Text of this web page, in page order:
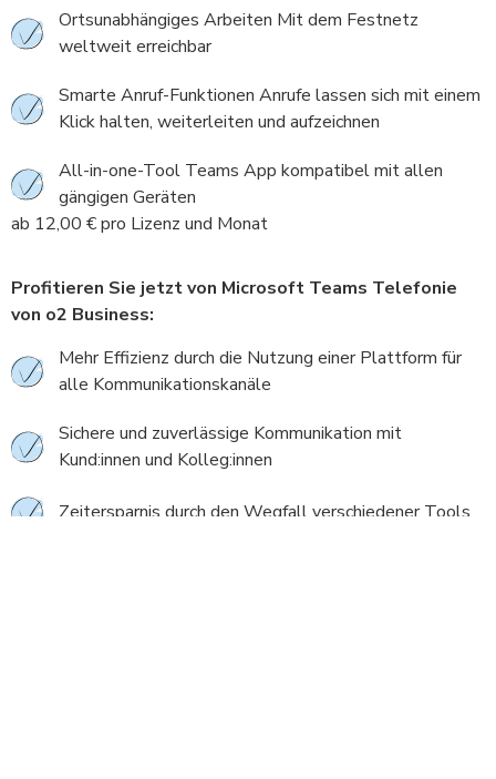
Ortsunabhängiges Arbeiten Mit dem Festnetz
weltweit erreichbar
Smarte Anruf-Funktionen Anrufe lassen sich mit einem
Klick halten, weiterleiten und aufzeichnen
All-in-one-Tool Teams App kompatibel mit allen
gängigen Geräten
ab 12,00 € pro Lizenz und Monat
Profitieren Sie jetzt von Microsoft Teams Telefonie
von o2 Business:
Mehr Effizienz durch die Nutzung einer Plattform für
alle Kommunikationskanäle
Sichere und zuverlässige Kommunikation mit
Kund:innen und Kolleg:innen
Zeitersparnis durch den Wegfall verschiedener Tools